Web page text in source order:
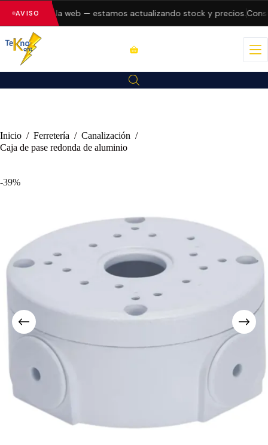
AVISO
errores en la web — estamos actualizando stock y precios.
Inicio / Ferretería / Canalización /
Caja de pase redonda de aluminio
-39%